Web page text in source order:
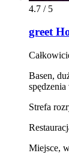
4.7 / 5
greet
Basen,
Strefa
Miejsce,